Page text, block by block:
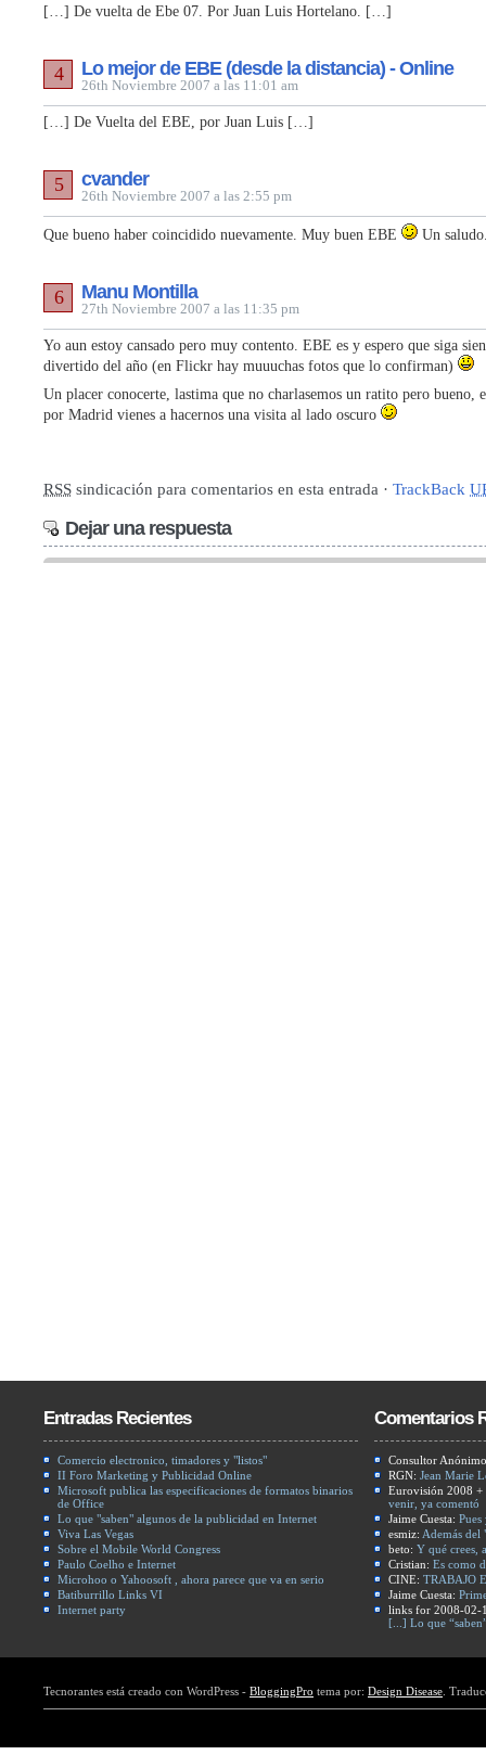
[…] De vuelta de Ebe 07. Por Juan Luis Hortelano. […]
Lo mejor de EBE (desde la distancia) - Online
26th Noviembre 2007 a las 11:01 am
4
[…] De Vuelta del EBE, por Juan Luis […]
cvander
26th Noviembre 2007 a las 2:55 pm
5
Que bueno haber coincidido nuevamente. Muy buen EBE Un
Manu Montilla
27th Noviembre 2007 a las 11:35 pm
6
Yo aun estoy cansado pero muy contento. EBE es y espero que siga
divertido del año (en Flickr hay muuuchas fotos que lo confirman)
Un placer conocerte, lastima que no charlasemos un ratito pero bueno,
por Madrid vienes a hacernos una visita al lado oscuro
RSS sindicación para comentarios en esta entrada · TrackBack
Dejar una respuesta
Entradas Recientes
Comercio electronico, timadores y "listos"
II Foro Marketing y Publicidad Online
Microsoft publica las especificaciones de formatos binarios
de Office
Lo que "saben" algunos de la publicidad en Internet
Viva Las Vegas
Sobre el Mobile World Congress
Paulo Coelho e Internet
Microhoo o Yahoosoft , ahora parece que va en serio
Batiburrillo Links VI
Internet party
Comentarios
Consultor
RGN: Jean Marie
Eurovisión 2008 +
venir, ya comentó
Jaime Cuesta:
esmiz: Además del
beto: Y qué crees,
Cristian: Es como
CINE: TRABAJO
Jaime Cuesta:
links for 2008-02-
[...] Lo que
Tecnorantes está creado con WordPress - BloggingPro tema por: Design Disease .